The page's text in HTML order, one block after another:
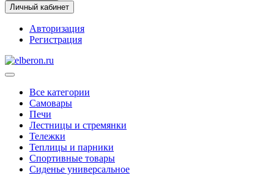
Личный кабинет
Авторизация
Регистрация
Все категории
Самовары
Печи
Лестницы и стремянки
Тележки
Теплицы и парники
Спортивные товары
Сиденье универсальное